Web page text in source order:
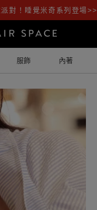
對！睡覺米奇系列登場>>
服飾 內著